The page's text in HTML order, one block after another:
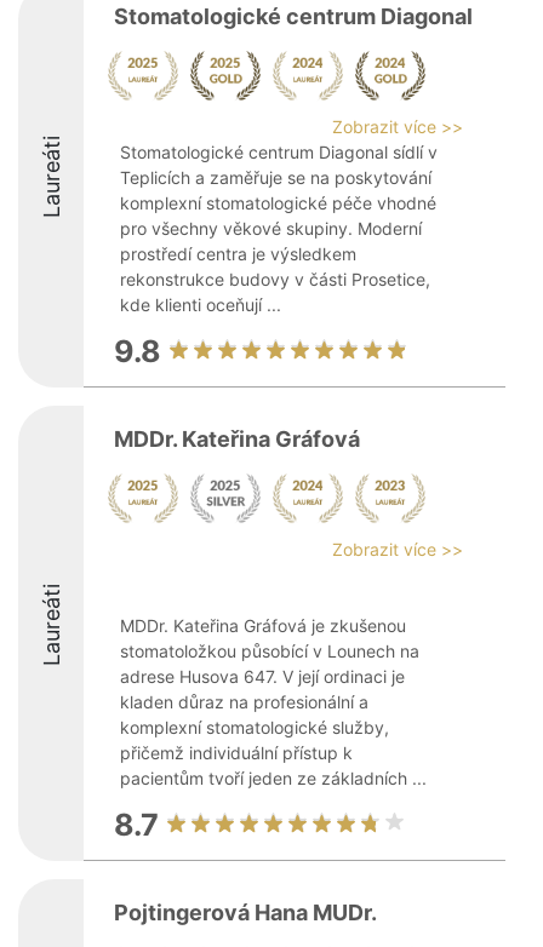
Laureáti
Stomatologické centrum Diagonal
Zobrazit více >>
Stomatologické centrum Diagonal sídlí v
Teplicích a zaměřuje se na poskytování
komplexní stomatologické péče vhodné
pro všechny věkové skupiny. Moderní
prostředí centra je výsledkem
rekonstrukce budovy v části Prosetice,
kde klienti oceňují ...
9.8
Laureáti
MDDr. Kateřina Gráfová
Zobrazit více >>
MDDr. Kateřina Gráfová je zkušenou
stomatoložkou působící v Lounech na
adrese Husova 647. V její ordinaci je
kladen důraz na profesionální a
komplexní stomatologické služby,
přičemž individuální přístup k
pacientům tvoří jeden ze základních ...
8.7
Pojtingerová Hana MUDr.